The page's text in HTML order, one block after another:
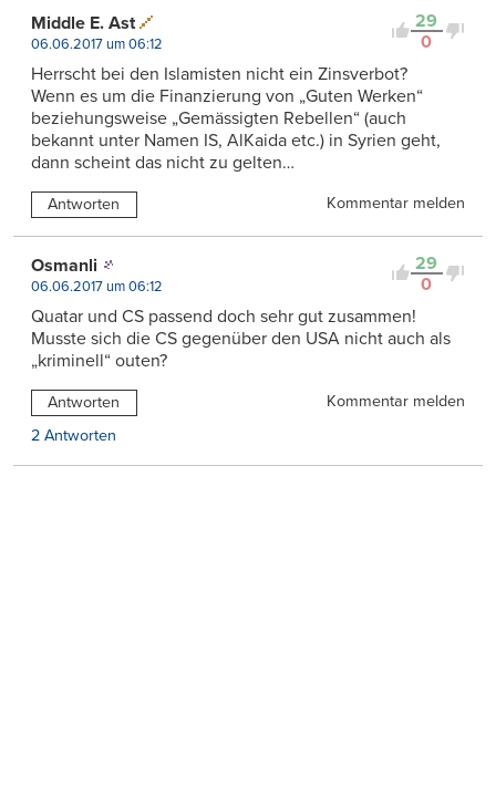
29
0
Middle E. Ast
06.06.2017 um 06:12
Herrscht bei den Islamisten nicht ein Zinsverbot?
Wenn es um die Finanzierung von „Guten Werken“
beziehungsweise „Gemässigten Rebellen“ (auch
bekannt unter Namen IS, AlKaida etc.) in Syrien geht,
dann scheint das nicht zu gelten…
Antworten Kommentar melden
29
0
Osmanli
06.06.2017 um 06:12
Quatar und CS passend doch sehr gut zusammen!
Musste sich die CS gegenüber den USA nicht auch als
„kriminell“ outen?
Antworten
Kommentar melden
2 Antworten